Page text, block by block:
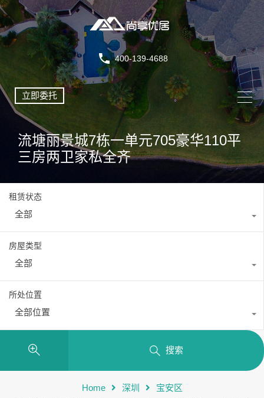
400-139-4688
立即委托
流塘丽景城7栋一单元705豪华110平
三房两卫家私全齐
租赁状态
全部
房屋类型
全部
所处位置
全部位置
搜索
Home 深圳 宝安区